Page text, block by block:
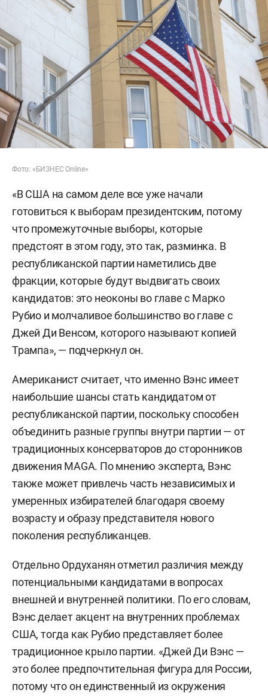
Фото: «БИЗНЕС Online»
«В США на самом деле все уже начали
готовиться к выборам президентским, потому
что промежуточные выборы, которые
предстоят в этом году, это так, разминка. В
республиканской партии наметились две
фракции, которые будут выдвигать своих
кандидатов: это неоконы во главе с Марко
Рубио и молчаливое большинство во главе с
Джей Ди Венсом, которого называют копией
Трампа», — подчеркнул он.
Американист считает, что именно Вэнс имеет
наибольшие шансы стать кандидатом от
республиканской партии, поскольку способен
объединить разные группы внутри партии — от
традиционных консерваторов до сторонников
движения MAGA. По мнению эксперта, Вэнс
также может привлечь часть независимых и
умеренных избирателей благодаря своему
возрасту и образу представителя нового
поколения республиканцев.
Отдельно Ордуханян отметил различия между
потенциальными кандидатами в вопросах
внешней и внутренней политики. По его словам,
Вэнс делает акцент на внутренних проблемах
США, тогда как Рубио представляет более
традиционное крыло партии. «Джей Ди Вэнс —
это более предпочтительная фигура для России,
потому что он единственный из окружения